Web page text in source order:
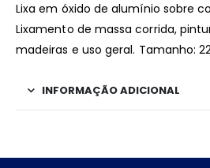
Lixa em óxido de alumínio sobre
Lixamento de massa corrida,
madeiras e uso geral. Tamanho:
INFORMAÇÃO ADICIONAL